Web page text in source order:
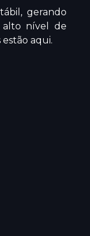
gerando
alto nível de
aqui.